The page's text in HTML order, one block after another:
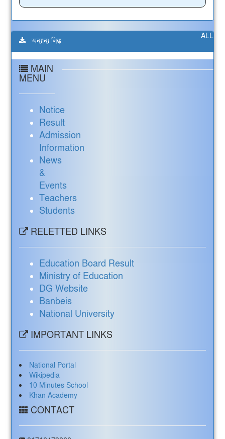
ALL
অন্যান্য লিঙ্ক
MAIN
MENU
Notice
Result
Admission
Information
News
&
Events
Teachers
Students
RELETTED LINKS
Education Board Result
Ministry of Education
DG Website
Banbeis
National University
IMPORTANT LINKS
National Portal
Wikipedia
10 Minutes School
Khan Academy
CONTACT